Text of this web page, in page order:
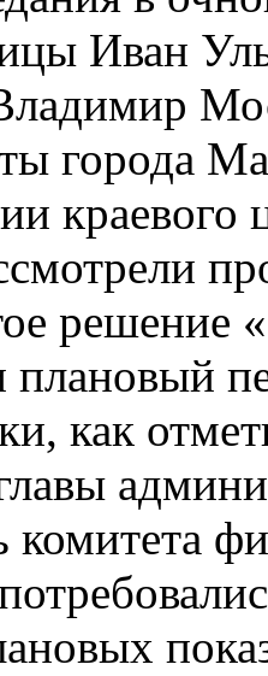
Иван
города
краевого
решение
плановый
как
комитета